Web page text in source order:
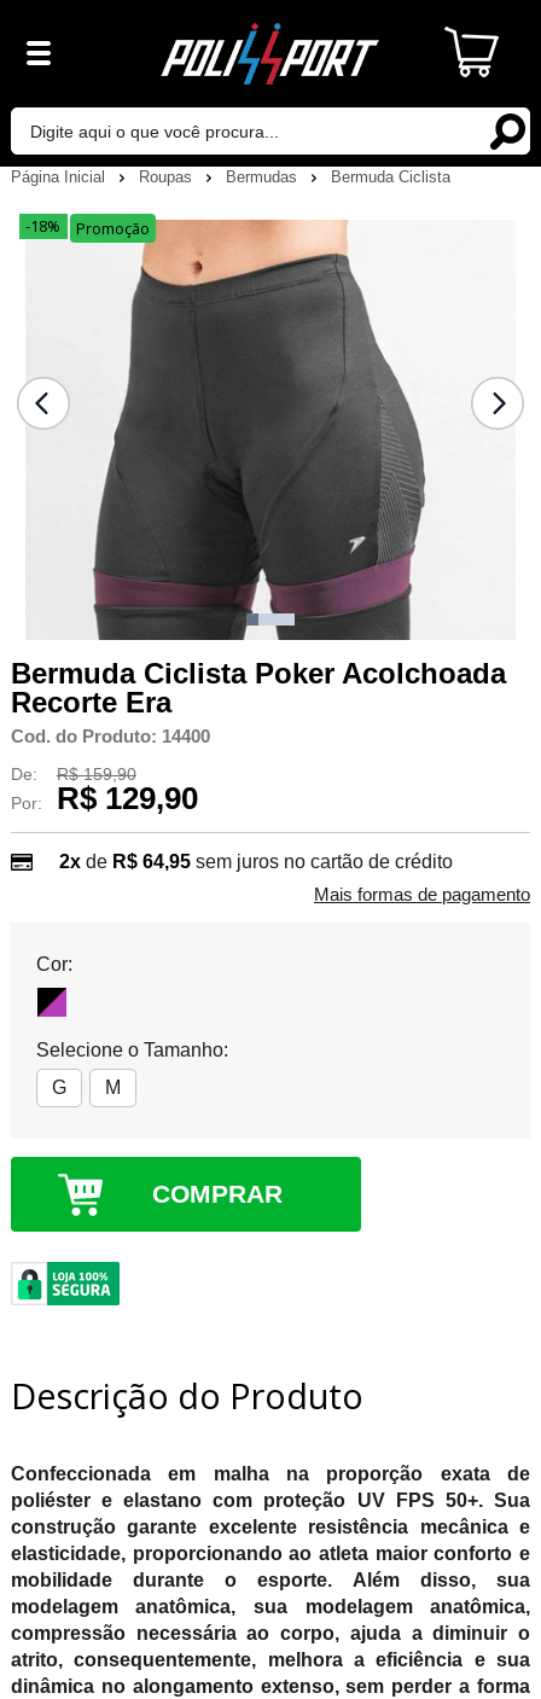
Página Inicial Roupas Bermudas Bermuda Ciclista
-18% Promoção
Bermuda Ciclista Poker Acolchoada
Recorte Era
Cod. do Produto: 14400
De:
R$ 159,90
Por:
R$ 129,90
2xde R$ 64,95 sem juros no cartão de crédito
Mais formas de pagamento
Cor:
Selecione o Tamanho:
G
M
COMPRAR
Descrição do Produto
Confeccionada em malha na proporção exata de
poliéster e elastano com proteção UV FPS 50+. Sua
construção garante excelente resistência mecânica e
elasticidade, proporcionando ao atleta maior conforto e
mobilidade durante o esporte. Além disso, sua
modelagem anatômica, sua modelagem anatômica,
compressão necessária ao corpo, ajuda a diminuir o
atrito, consequentemente, melhora a eficiência e sua
dinâmica no alongamento extenso, sem perder a forma